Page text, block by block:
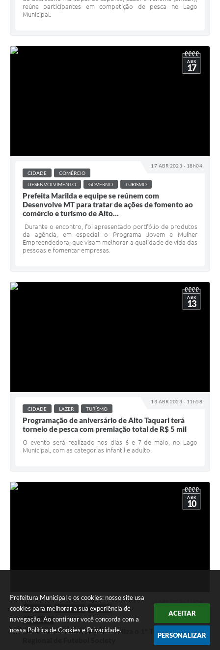
Prefeitura Municipal e os cookies: nosso site usa
cookies para melhorar a sua experiência de
navegação. Ao continuar você concorda com a
nossa Política de Cookies e Privacidade.
ACEITAR
PERSONALIZAR
reúne participantes em competição de pesca no Lago
Municipal.
17 ABR 2023 - 18h04
ABR
17
CIDADE
COMÉRCIO
DESENVOLVIMENTO
GOVERNO TURÍSMO
Prefeita Marilda e equipe se reúnem com
Desenvolve MT para tratar de ações de fomento ao
comércio e turismo de Alto...
Durante o encontro, foi apresentado portfólio de produtos
da agência, em especial o Programa Jovem e Mulher
Empreendedora, que visam melhorar a qualidade de vida das
pessoas e fomentar empresas.
13 ABR 2023 - 11h58
ABR
13
CIDADE LAZER TURÍSMO
Programação de aniversário de Alto Taquari terá
torneio de pesca com premiação total de R$ 5 mil
O evento será realizado nos dias 6 e 7 de maio, no Lago
Municipal, com as categorias infantil e adulto.
ABR
10
CIDADE ESPORTE
LAZER
TURÍSMO
Prefeitura de Alto Taquari realiza o 1º Torneio